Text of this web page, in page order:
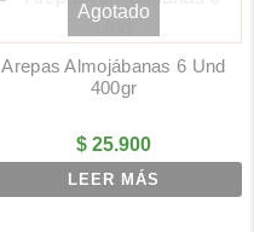
Agotado
Arepas Almojábanas 6 Und
400gr
$25.900
LEER MÁS